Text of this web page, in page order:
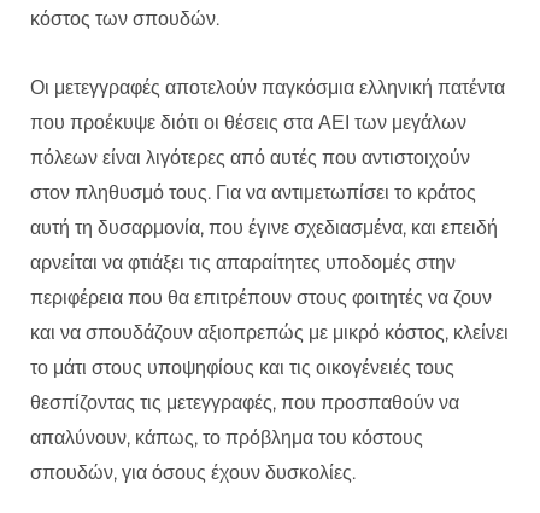
κόστος των σπουδών.
Οι μετεγγραφές αποτελούν παγκόσμια ελληνική πατέντα
που προέκυψε διότι οι θέσεις στα ΑΕΙ των μεγάλων
πόλεων είναι λιγότερες από αυτές που αντιστοιχούν
στον πληθυσμό τους. Για να αντιμετωπίσει το κράτος
αυτή τη δυσαρμονία, που έγινε σχεδιασμένα, και επειδή
αρνείται να φτιάξει τις απαραίτητες υποδομές στην
περιφέρεια που θα επιτρέπουν στους φοιτητές να ζουν
και να σπουδάζουν αξιοπρεπώς με μικρό κόστος, κλείνει
το μάτι στους υποψηφίους και τις οικογένειές τους
θεσπίζοντας τις μετεγγραφές, που προσπαθούν να
απαλύνουν, κάπως, το πρόβλημα του κόστους
σπουδών, για όσους έχουν δυσκολίες.